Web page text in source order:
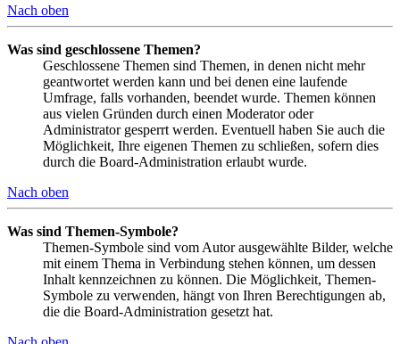
Nach oben
Was sind geschlossene Themen?
Geschlossene Themen sind Themen, in denen nicht mehr
geantwortet werden kann und bei denen eine laufende
Umfrage, falls vorhanden, beendet wurde. Themen können
aus vielen Gründen durch einen Moderator oder
Administrator gesperrt werden. Eventuell haben Sie auch die
Möglichkeit, Ihre eigenen Themen zu schließen, sofern dies
durch die Board-Administration erlaubt wurde.
Nach oben
Was sind Themen-Symbole?
Themen-Symbole sind vom Autor ausgewählte Bilder, welche
mit einem Thema in Verbindung stehen können, um dessen
Inhalt kennzeichnen zu können. Die Möglichkeit, Themen-
Symbole zu verwenden, hängt von Ihren Berechtigungen ab,
die die Board-Administration gesetzt hat.